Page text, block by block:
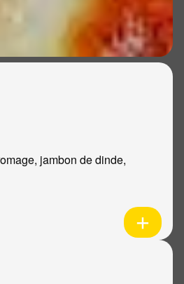
jambon de dinde,